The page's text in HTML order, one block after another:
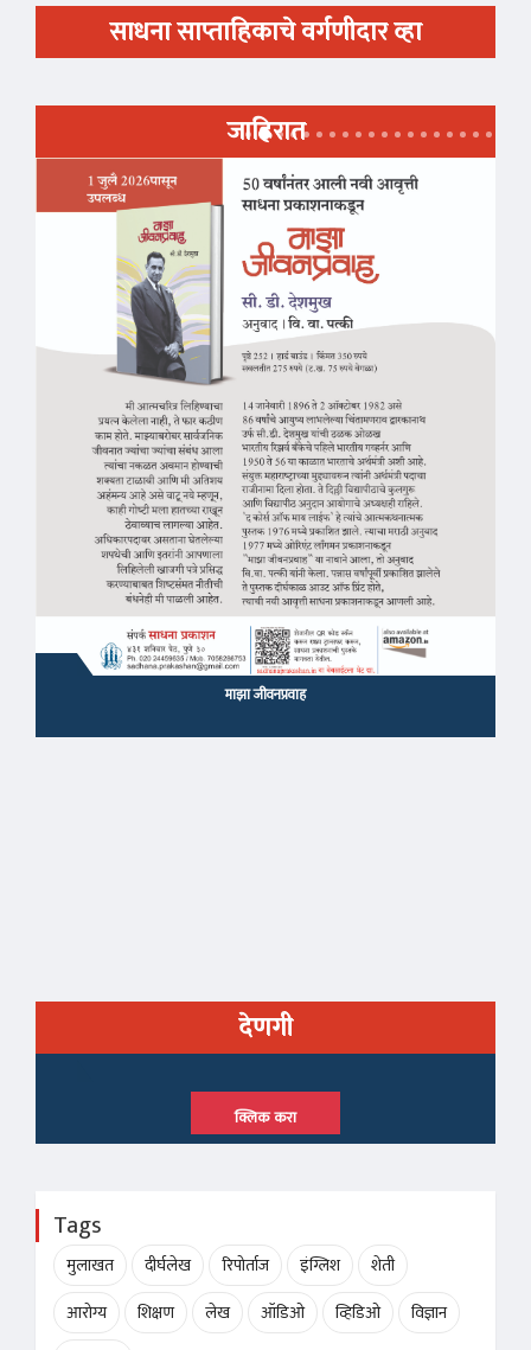
साधना साप्ताहिकाचे वर्गणीदार व्हा
जाहिरात
माझा जीवनप्रवाह
देणगी
क्लिक करा
Tags
मुलाखत दीर्घलेख रिपोर्ताज इंग्लिश
शेती
आरोग्य
शिक्षण लेख ऑडिओ व्हिडिओ
विज्ञान